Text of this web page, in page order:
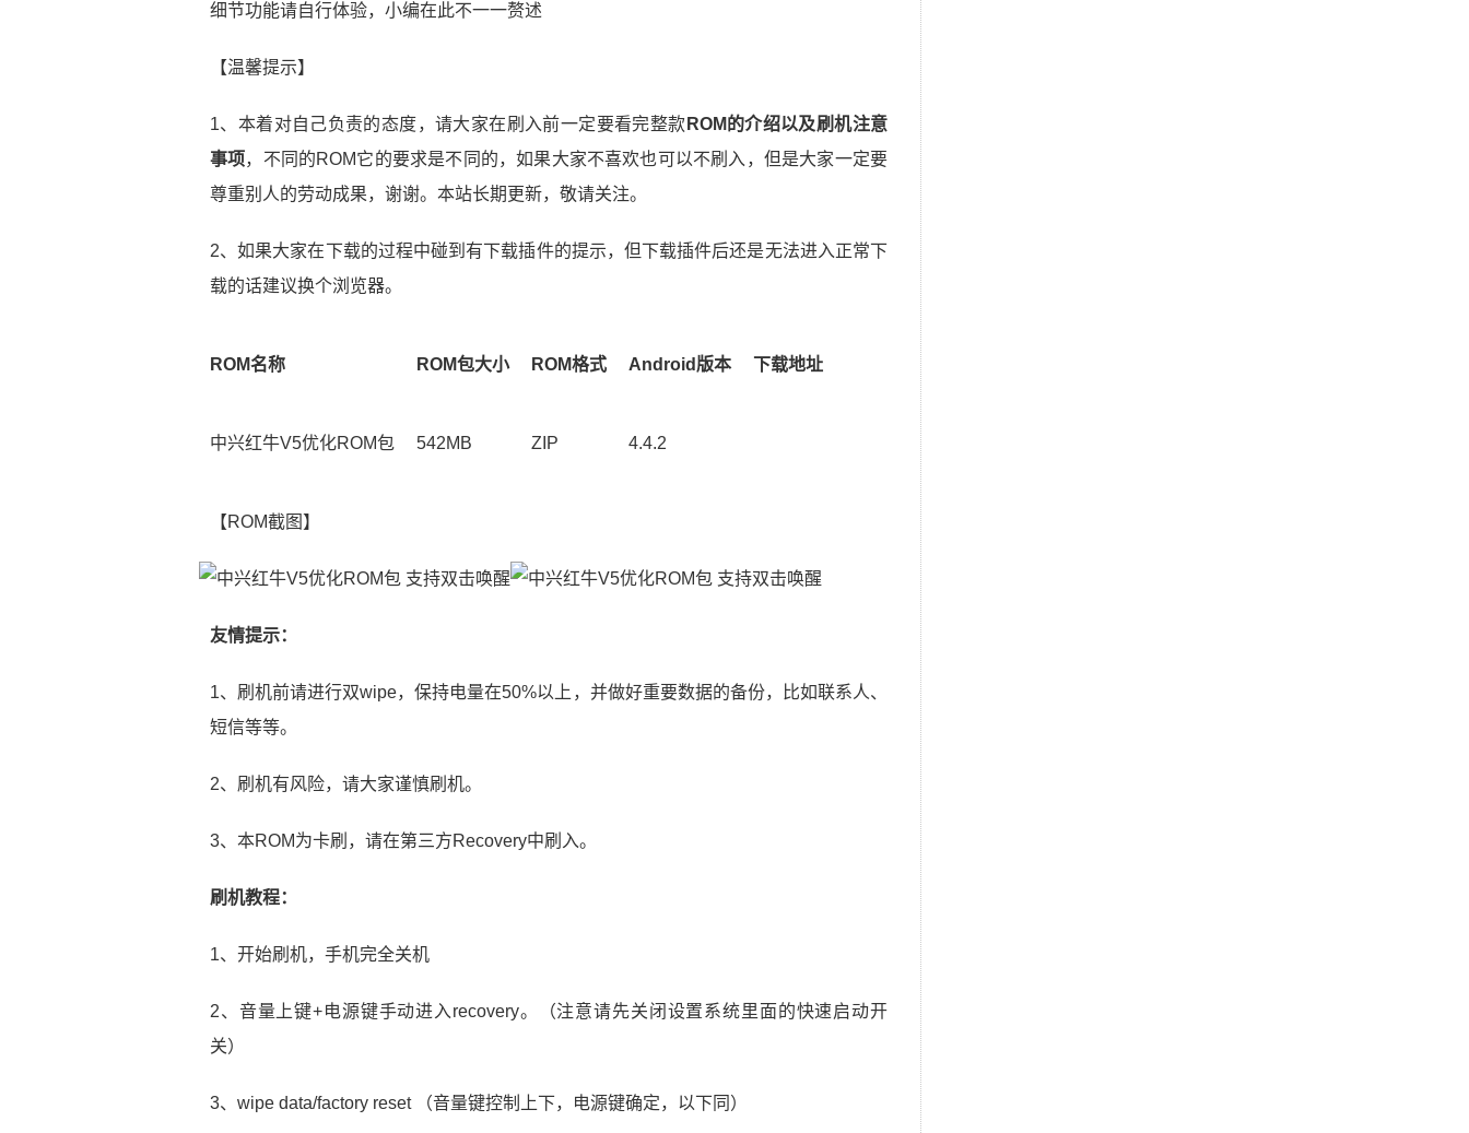
细节功能请自行体验，小编在此不一一赘述
【温馨提示】
1、本着对自己负责的态度，请大家在刷入前一定要看完整款 ROM的介绍以及刷机注意
事项，不同的ROM它的要求是不同的，如果大家不喜欢也可以不刷入，但是大家一定要
尊重别人的劳动成果，谢谢。本站长期更新，敬请关注。
2、如果大家在下载的过程中碰到有下载插件的提示，但下载插件后还是无法进入正常下
载的话建议换个浏览器。
ROM名称 ROM包大小 ROM格式 Android版本 下载地址
中兴红牛V5优化ROM包 542MB ZIP 4.4.2
【ROM截图】
友情提示：
1、刷机前请进行双wipe，保持电量在50%以上，并做好重要数据的备份，比如联系人、
短信等等。
2、刷机有风险，请大家谨慎刷机。
3、本ROM为卡刷，请在第三方Recovery中刷入。
刷机教程：
1、开始刷机，手机完全关机
2、音量上键+电源键手动进入recovery。（注意请先关闭设置系统里面的快速启动开
关）
3、wipe data/factory reset （音量键控制上下，电源键确定，以下同）